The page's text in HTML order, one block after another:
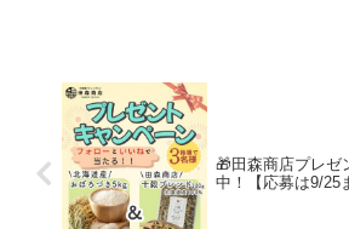
🎁田森商店プレゼ
中！【応募は9/25